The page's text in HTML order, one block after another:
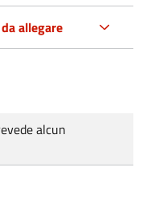
allegare
alcun